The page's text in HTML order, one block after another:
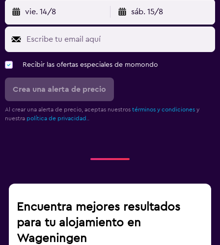
vie. 14/8 sáb. 15/8
Recibir las ofertas especiales de momondo
Crea una alerta de precio
Al crear una alerta de precio, aceptas nuestros términos y condiciones y
nuestra política de privacidad.
Encuentra mejores resultados
para tu alojamiento en
Wageningen